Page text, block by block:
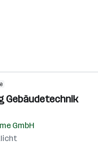
Gebäudetechnik
GmbH